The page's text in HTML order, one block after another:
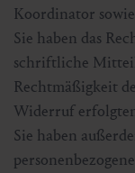
Koordinator
Sie haben das
schriftliche
Rechtmäßigkeit
Widerruf
Sie haben